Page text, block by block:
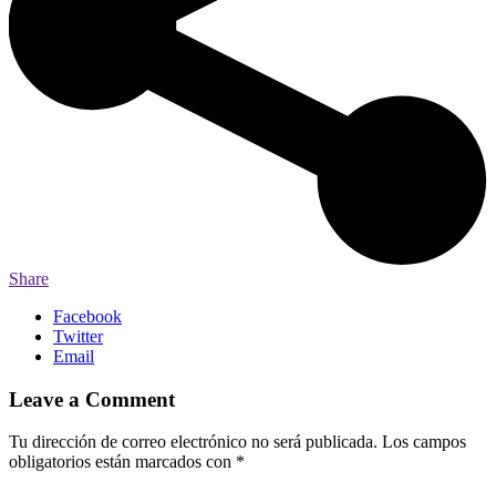
Share
Facebook
Twitter
Email
Leave a Comment
Tu dirección de correo electrónico no será publicada. Los campos
obligatorios están marcados con *